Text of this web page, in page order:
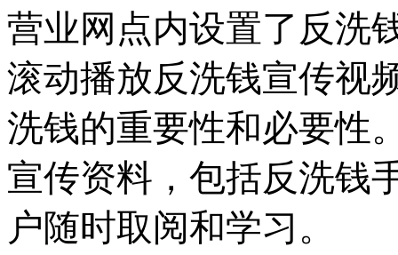
营业网点内设置了反洗
滚动播放反洗钱宣传视
洗钱的重要性和必要性
宣传资料，包括反洗钱
户随时取阅和学习。